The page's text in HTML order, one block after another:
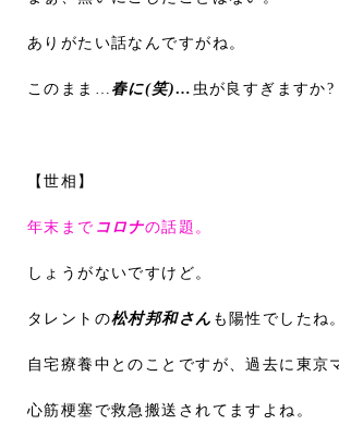
ありがたい話なんですがね。
このまま…春に(笑)… 虫が良すぎますか?
【世相】
年末まで コロナの話題。
しょうがないですけど。
タレントの松村邦和さん も陽性でしたね。
自宅療養中とのことですが、過去に東京
心筋梗塞で救急搬送されてますよね。